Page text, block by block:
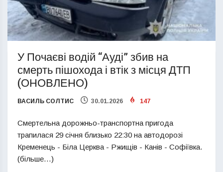
У Почаєві водій “Ауді” збив на
смерть пішохода і втік з місця ДТП
(ОНОВЛЕНО)
ВАСИЛЬ СОЛТИС 30.01.2026 147
Смертельна дорожньо-транспортна пригода
трапилася 29 січня близько 22:30 на автодорозі
Кременець - Біла Церква - Ржищів - Канів - Софіївка.
(більше…)